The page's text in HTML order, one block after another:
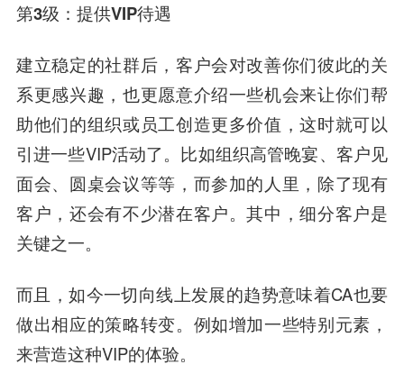
第3级：提供VIP待遇
建立稳定的社群后，客户会对改善你们彼此的关
系更感兴趣，也更愿意介绍一些机会来让你们帮
助他们的组织或员工创造更多价值，这时就可以
引进一些VIP活动了。比如组织高管晚宴、客户见
面会、圆桌会议等等，而参加的人里，除了现有
客户，还会有不少潜在客户。其中，细分客户是
关键之一。
而且，如今一切向线上发展的趋势意味着CA也要
做出相应的策略转变。例如增加一些特别元素，
来营造这种VIP的体验。